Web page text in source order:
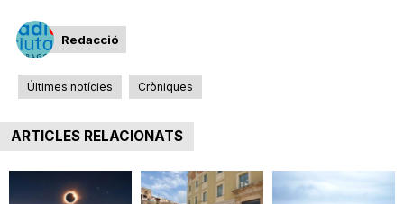
n
a
Redacció
Últimes notícies Cròniques
ARTICLES RELACIONATS